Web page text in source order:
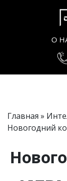
О
Главная »
Новогодний